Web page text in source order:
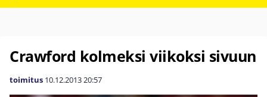
Crawford kolmeksi viikoksi sivuun
toimitus 10.12.201320:57